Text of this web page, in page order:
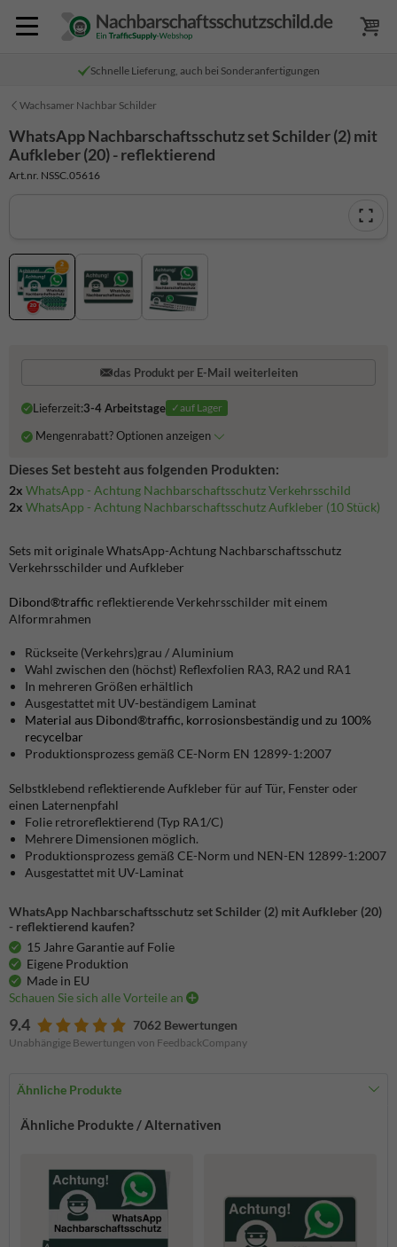
Schnelle Lieferung, auch bei Sonderanfertigungen
Wachsamer Nachbar Schilder
WhatsApp Nachbarschaftsschutz set Schilder (2) mit
Aufkleber (20) - reflektierend
Art.nr. NSSC.05616
das Produkt per E-Mail weiterleiten
Lieferzeit:3-4 Arbeitstage ✓auf Lager
Mengenrabatt? Optionen anzeigen
Dieses Set besteht aus folgenden Produkten:
2x WhatsApp - Achtung Nachbarschaftsschutz Verkehrsschild
2x WhatsApp - Achtung Nachbarschaftsschutz Aufkleber (10 Stück)
Sets mit originale WhatsApp-Achtung Nachbarschaftsschutz
Verkehrsschilder und Aufkleber
Dibond®traffic reflektierende Verkehrsschilder mit einem
Alformrahmen
Rückseite (Verkehrs)grau / Aluminium
Wahl zwischen den (höchst) Reflexfolien RA3, RA2 und RA1
In mehreren Größen erhältlich
Ausgestattet mit UV-beständigem Laminat
Material aus Dibond®traffic, korrosionsbeständig und zu 100%
recycelbar
Produktionsprozess gemäß CE-Norm EN 12899-1:2007
Selbstklebend reflektierende Aufkleber für auf Tür, Fenster oder
einen Laternenpfahl
Folie retroreflektierend (Typ RA1/C)
Mehrere Dimensionen möglich.
Produktionsprozess gemäß CE-Norm und NEN-EN 12899-1:2007
Ausgestattet mit UV-Laminat
WhatsApp Nachbarschaftsschutz set Schilder (2) mit Aufkleber (20)
- reflektierend kaufen?
15 Jahre Garantie auf Folie
Eigene Produktion
Made in EU
Schauen Sie sich alle Vorteile an
9.4 7062 Bewertungen
Unabhängige Bewertungen von FeedbackCompany
Ähnliche Produkte
Ähnliche Produkte / Alternativen